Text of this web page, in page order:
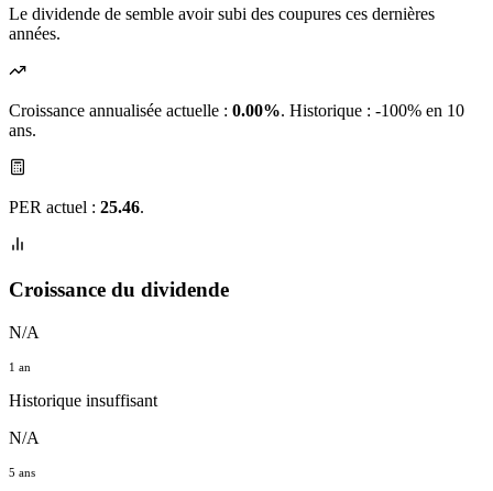
Le dividende de semble avoir subi des coupures ces dernières
années.
Croissance annualisée actuelle : 0.00%. Historique : -100% en 10
ans.
PER actuel : 25.46.
Croissance du dividende
N/A
1 an
Historique insuffisant
N/A
5 ans